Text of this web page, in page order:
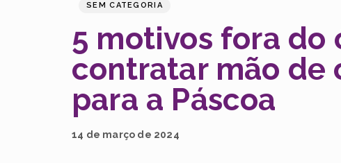
SEM CATEGORIA
5 motivos fora do
contratar mão de
para a Páscoa
14 de março de 2024